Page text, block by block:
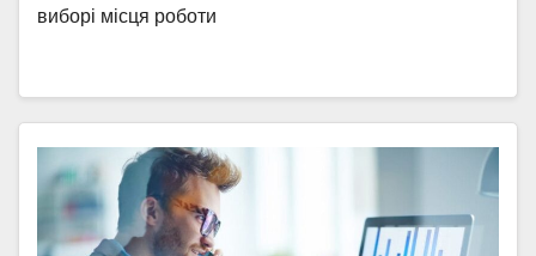
виборі місця роботи